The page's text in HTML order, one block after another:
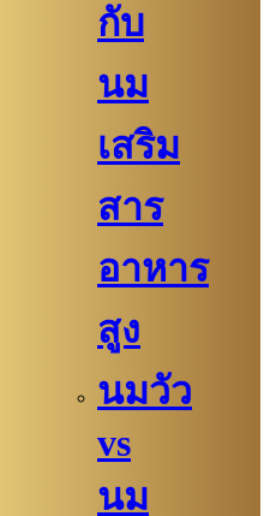
กับ
นม
เสริม
สาร
อาหาร
สูง
นมวัว
vs
นม